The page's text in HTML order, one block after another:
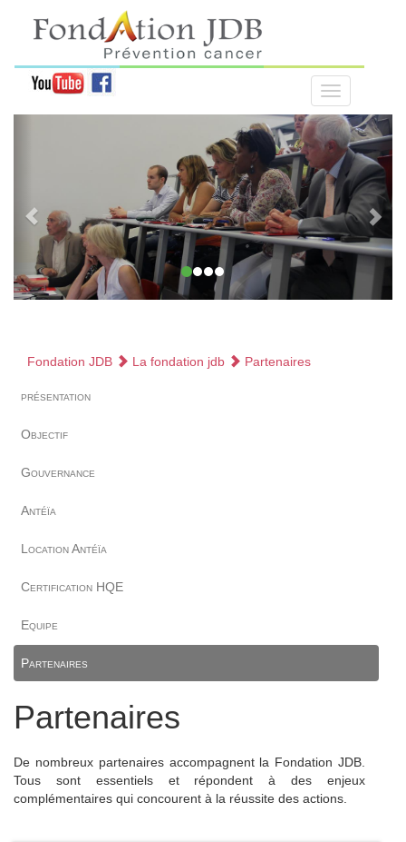
Fondation JDB La fondation jdb Partenaires
présentation
Objectif
Gouvernance
Antéïa
Location Antéïa
Certification HQE
Equipe
Partenaires
Partenaires
De nombreux partenaires accompagnent la Fondation JDB.
Tous sont essentiels et répondent à des enjeux
complémentaires qui concourent à la réussite des actions.